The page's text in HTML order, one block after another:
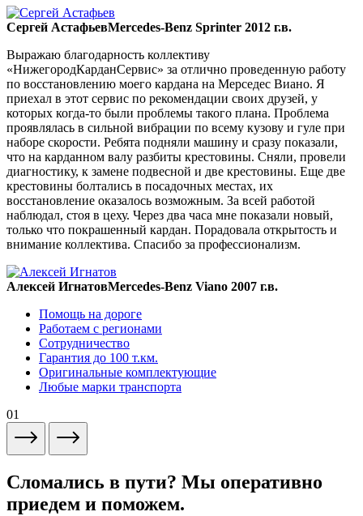
Сергей АстафьевMercedes-Benz Sprinter 2012 г.в.
Выражаю благодарность коллективу
«НижегородКарданСервис» за отлично проведенную работу
по восстановлению моего кардана на Мерседес Виано. Я
приехал в этот сервис по рекомендации своих друзей, у
которых когда-то были проблемы такого плана. Проблема
проявлялась в сильной вибрации по всему кузову и гуле при
наборе скорости. Ребята подняли машину и сразу показали,
что на карданном валу разбиты крестовины. Сняли, провели
диагностику, к замене подвесной и две крестовины. Еще две
крестовины болтались в посадочных местах, их
восстановление оказалось возможным. За всей работой
наблюдал, стоя в цеху. Через два часа мне показали новый,
только что покрашенный кардан. Порадовала открытость и
внимание коллектива. Спасибо за профессионализм.
Алексей ИгнатовMercedes-Benz Viano 2007 г.в.
Помощь на дороге
Работаем с регионами
Сотрудничество
Гарантия до 100 т.км.
Оригинальные комплектующие
Любые марки транспорта
01
Сломались в пути? Мы оперативно
приедем и поможем.